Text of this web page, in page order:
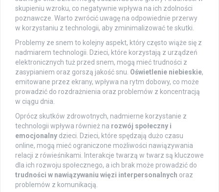
skupieniu wzroku, co negatywnie wpływa na ich zdolności
poznawcze. Warto zwrócić uwagę na odpowiednie przerwy
w korzystaniu z technologii, aby zminimalizować te skutki.
Problemy ze snem to kolejny aspekt, który często wiąże się z
nadmiarem technologii. Dzieci, które korzystają z urządzeń
elektronicznych tuż przed snem, mogą mieć trudności z
zasypianiem oraz gorszą jakość snu. Oświetlenie niebieskie,
emitowane przez ekrany, wpływa na rytm dobowy, co może
prowadzić do rozdrażnienia oraz problemów z koncentracją
w ciągu dnia.
Oprócz skutków zdrowotnych, nadmierne korzystanie z
technologii wpływa również na rozwój społeczny i
emocjonalny dzieci. Dzieci, które spędzają dużo czasu
online, mogą mieć ograniczone możliwości nawiązywania
relacji z rówieśnikami. Interakcje twarzą w twarz są kluczowe
dla ich rozwoju społecznego, a ich brak może prowadzić do
trudności w nawiązywaniu więzi interpersonalnych oraz
problemów z komunikacją.